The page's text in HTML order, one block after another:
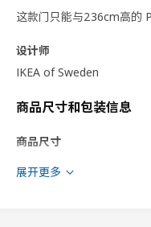
这款门只能与236cm高的
设计师
IKEA of Sweden
商品尺寸和包装信息
商品尺寸
宽度
展开更多